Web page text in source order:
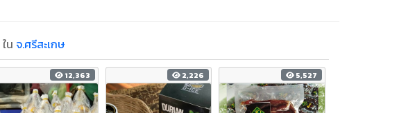
ใน จ.ศรีสะเกษ
12,363 2,226 5,527